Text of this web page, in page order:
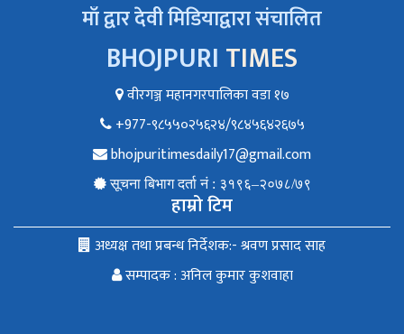
माँ द्वार देवी मिडियाद्वारा संचालित
BHOJPURI TIMES
वीरगञ्ज महानगरपालिका वडा १७
+977-९८५५०२५६२४/९८४५६४२६७५
bhojpuritimesdaily17@gmail.com
सूचना बिभाग दर्ता नं : ३१९६–२०७८/७९
हाम्रो टिम
अध्यक्ष तथा प्रबन्ध निर्देशक:- श्रवण प्रसाद साह
सम्पादक : अनिल कुमार कुशवाहा